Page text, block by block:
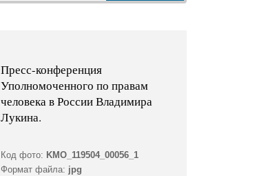
Пресс-конференция
Уполномоченного по правам
человека в России Владимира
Лукина.
Код фото: KMO_119504_00056_1
Формат файла: jpg